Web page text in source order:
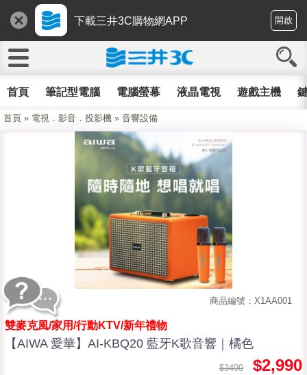
下載三井3C購物網APP 開啟
首頁 筆記型電腦 電腦螢幕 液晶電視 遊戲主機
首頁 » 電視．影音．投影機 » 音響設備
商品編號：X1AA001
雙麥克風/家用/行動KTV/新年禮物
【AIWA 愛華】AI-KBQ20 藍牙K歌音響｜橘色
$3490 $2,990